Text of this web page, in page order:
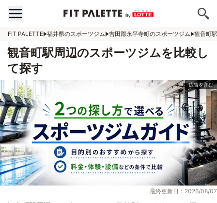
FIT PALETTE 福井県のスポーツジム 吉田郡永平寺町のスポーツジム 観音町
観音町駅周辺のスポーツジムを比較し
て探す
最終更新日：2026/08/07